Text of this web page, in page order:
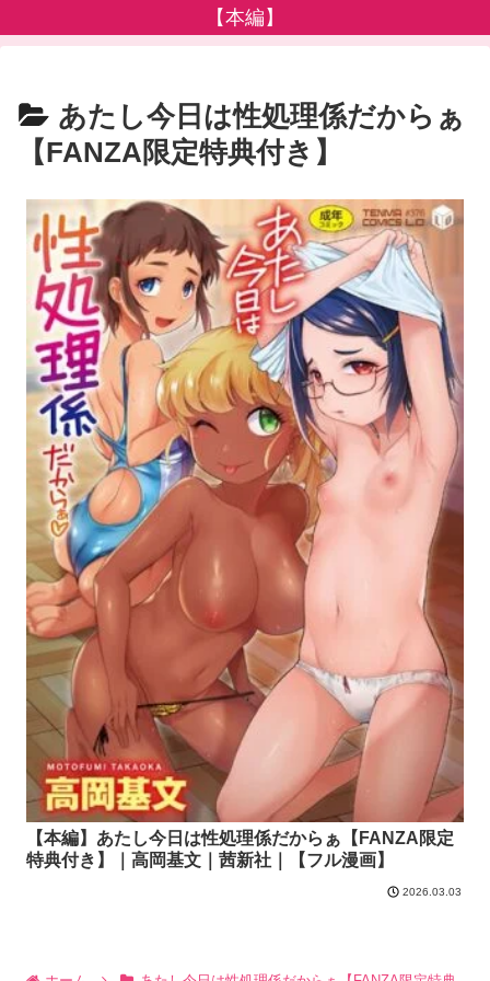
【本編】
あたし今日は性処理係だからぁ
【FANZA限定特典付き】
【本編】あたし今日は性処理係だからぁ【FANZA限定
特典付き】｜高岡基文｜茜新社｜【フル漫画】
2026.03.03